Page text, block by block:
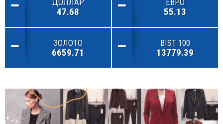
ДОЛЛАР
47.68
ЕВРО
55.13
ЗОЛОТО
6659.71
BIST 100
13779.39